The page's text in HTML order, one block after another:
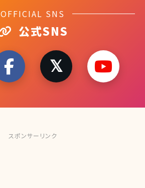
OFFICIAL SNS
公式SNS
スポンサーリンク